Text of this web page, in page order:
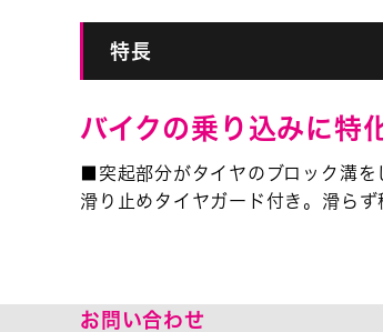
特長
バイクの乗り込みに特
■突起部分がタイヤのブロック溝
滑り止めタイヤガード付き。滑ら
お問い合わせ